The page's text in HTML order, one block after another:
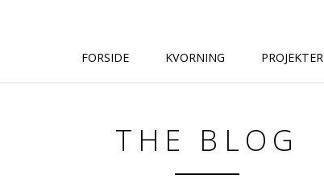
FORSIDE KVORNING PROJEKTER
THE BLOG